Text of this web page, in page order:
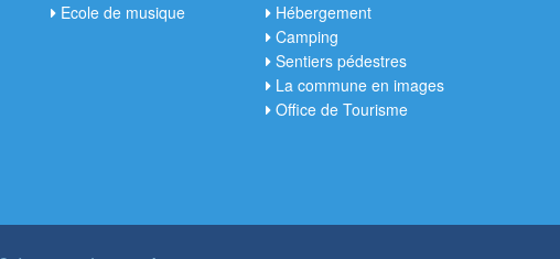
Ecole de musique
Hébergement
Camping
Sentiers pédestres
La commune en images
Office de Tourisme